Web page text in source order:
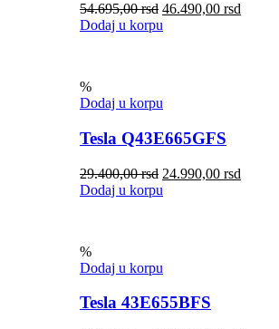
54.695,00rsd 46.490,00 rsd
Dodaj u korpu
%
Dodaj u korpu
Tesla Q43E665GFS
29.400,00rsd 24.990,00 rsd
Dodaj u korpu
%
Dodaj u korpu
Tesla 43E655BFS